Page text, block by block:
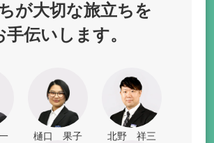
が大切な旅立ちを
手伝いします。
樋口 果子 北野 祥三